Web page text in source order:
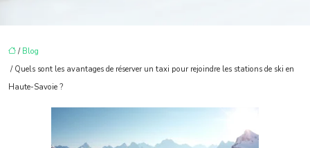
/ Blog
/ Quels sont les avantages de réserver un taxi pour rejoindre les stations de ski en
Haute-Savoie ?